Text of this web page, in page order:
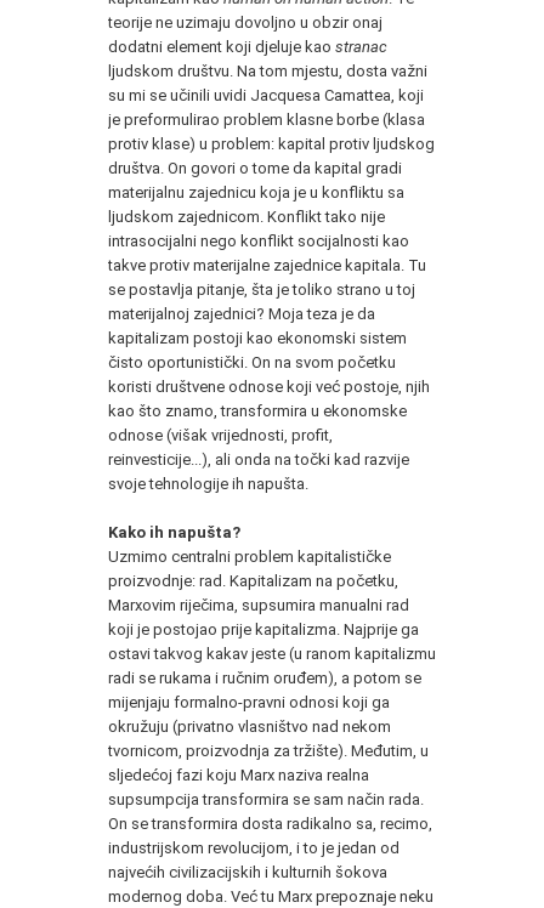
teorije ne uzimaju dovoljno u obzir onaj
dodatni element koji djeluje kao stranac
ljudskom društvu. Na tom mjestu, dosta važni
su mi se učinili uvidi Jacquesa Camattea, koji
je preformulirao problem klasne borbe (klasa
protiv klase) u problem: kapital protiv ljudskog
društva. On govori o tome da kapital gradi
materijalnu zajednicu koja je u konfliktu sa
ljudskom zajednicom. Konflikt tako nije
intrasocijalni nego konflikt socijalnosti kao
takve protiv materijalne zajednice kapitala. Tu
se postavlja pitanje, šta je toliko strano u toj
materijalnoj zajednici? Moja teza je da
kapitalizam postoji kao ekonomski sistem
čisto oportunistički. On na svom početku
koristi društvene odnose koji već postoje, njih
kao što znamo, transformira u ekonomske
odnose (višak vrijednosti, profit,
reinvesticije...), ali onda na točki kad razvije
svoje tehnologije ih napušta.
Kako ih napušta?
Uzmimo centralni problem kapitalističke
proizvodnje: rad. Kapitalizam na početku,
Marxovim riječima, supsumira manualni rad
koji je postojao prije kapitalizma. Najprije ga
ostavi takvog kakav jeste (u ranom kapitalizmu
radi se rukama i ručnim oruđem), a potom se
mijenjaju formalno-pravni odnosi koji ga
okružuju (privatno vlasništvo nad nekom
tvornicom, proizvodnja za tržište). Međutim, u
sljedećoj fazi koju Marx naziva realna
supsumpcija transformira se sam način rada.
On se transformira dosta radikalno sa, recimo,
industrijskom revolucijom, i to je jedan od
najvećih civilizacijskih i kulturnih šokova
modernog doba. Već tu Marx prepoznaje neku